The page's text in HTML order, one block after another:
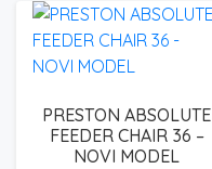
PRESTON ABSOLUTE
FEEDER CHAIR 36 –
NOVI MODEL